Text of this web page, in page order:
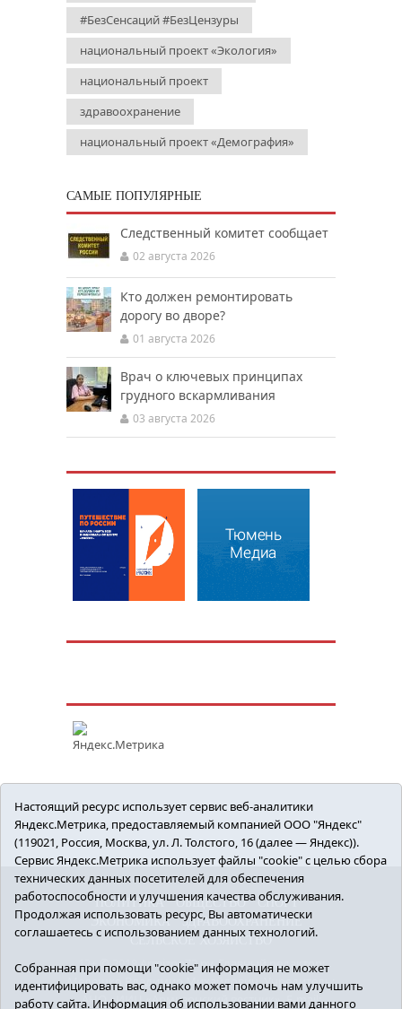
#БезСенсаций #БезЦензуры
национальный проект «Экология»
национальный проект
здравоохранение
национальный проект «Демография»
САМЫЕ ПОПУЛЯРНЫЕ
Следственный комитет сообщает
02 августа 2026
Кто должен ремонтировать
дорогу во дворе?
01 августа 2026
Врач о ключевых принципах
грудного вскармливания
03 августа 2026
ПОЛИТИКА ОБЩЕСТВО
СПОРТ
ЭКОНОМИКА
ЗДРАВООХРАНЕНИЕ
СЕЛЬСКОЕ ХОЗЯЙСТВО
12+ © 2018 Armizon72.ру. Главный редактор:
Мелешко Владимир Михайлович. Учредитель:
АНО «ИИЦ «Армизонский вестник». E-mail:
Настоящий ресурс использует сервис веб-аналитики
Яндекс.Метрика, предоставляемый компанией ООО "Яндекс"
(119021, Россия, Москва, ул. Л. Толстого, 16 (далее — Яндекс)).
Сервис Яндекс.Метрика использует файлы "cookie" с целью сбора
технических данных посетителей для обеспечения
работоспособности и улучшения качества обслуживания.
Продолжая использовать ресурс, Вы автоматически
соглашаетесь с использованием данных технологий.
Собранная при помощи "cookie" информация не может
идентифицировать вас, однако может помочь нам улучшить
работу сайта. Информация об использовании вами данного